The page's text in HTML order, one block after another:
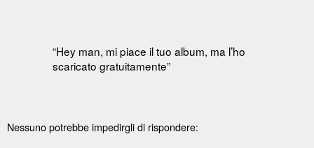
“Hey man, mi piace il tuo album, ma l’ho
scaricato gratuitamente”
Nessuno potrebbe impedirgli di rispondere: